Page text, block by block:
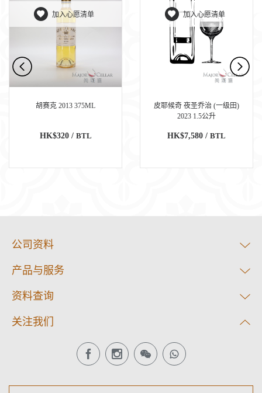
加入心愿清单
胡赛克 2013 375ML
HK$320 / BTL
加入心愿清单
皮耶候奇 夜圣乔治 (一级田)
2023 1.5公升
HK$7,580 / BTL
公司资料
产品与服务
资料查询
关注我们